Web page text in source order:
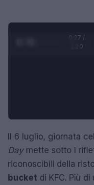
0:28 /
1:20
Il 6 luglio, giornata
Daymette sotto i
riconoscibili della
bucket di KFC. Più